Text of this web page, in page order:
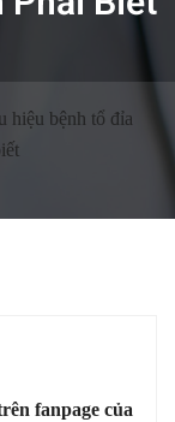
hiệu bệnh tổ đỉa
fanpage của